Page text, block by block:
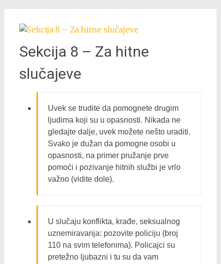
Sekcija 8 – Za hitne
slučajeve
Uvek se trudite da pomognete drugim
ljudima koji su u opasnosti. Nikada ne
gledajte dalje, uvek možete nešto uraditi.
Svako je dužan da pomogne osobi u
opasnosti, na primer pružanje prve
pomoći i pozivanje hitnih službi je vrlo
važno (vidite dole).
U slučaju konflikta, krađe, seksualnog
uznemiravanjа: pozovite policiju (broj
110 na svim telefonima). Policajci su
pretežno ljubazni i tu su da vam